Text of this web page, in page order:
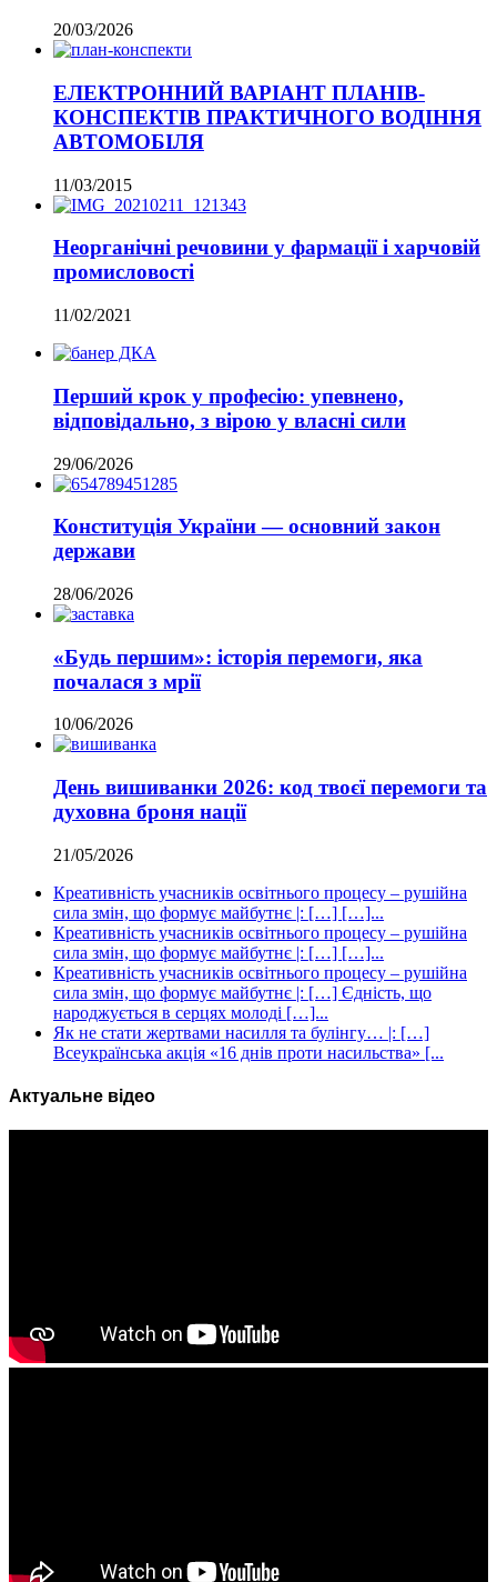
20/03/2026
ЕЛЕКТРОННИЙ ВАРІАНТ ПЛАНІВ-
КОНСПЕКТІВ ПРАКТИЧНОГО ВОДІННЯ
АВТОМОБІЛЯ
11/03/2015
Неорганічні речовини у фармації і харчовій
промисловості
11/02/2021
Перший крок у професію: упевнено,
відповідально, з вірою у власні сили
29/06/2026
Конституція України — основний закон
держави
28/06/2026
«Будь першим»: історія перемоги, яка
почалася з мрії
10/06/2026
День вишиванки 2026: код твоєї перемоги та
духовна броня нації
21/05/2026
Креативність учасників освітнього процесу – рушійна
сила змін, що формує майбутнє |: […] […]...
Креативність учасників освітнього процесу – рушійна
сила змін, що формує майбутнє |: […] […]...
Креативність учасників освітнього процесу – рушійна
сила змін, що формує майбутнє |: […] Єдність, що
народжується в серцях молоді […]...
Як не стати жертвами насилля та булінгу… |: […]
Всеукраїнська акція «16 днів проти насильства» [...
Актуальне відео